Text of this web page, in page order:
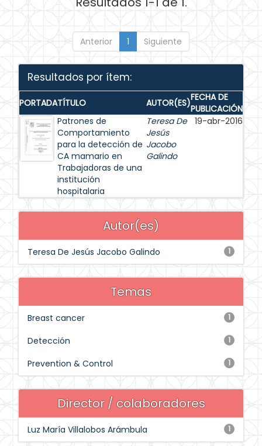
Anterior 1 Siguiente
Resultados por ítem:
PORTADATÍTULO AUTOR(ES)FECHA DE
PUBLICACIÓN
Patrones de
Comportamiento
para la detección de
CA mamario en
Trabajadoras de una
institución
hospitalaria
Teresa De
Jesús
Jacobo
Galindo
19-abr-2016
Autor(es)
1
Teresa De Jesús Jacobo Galindo
Temas
1
Breast cancer
1
Detección
1
Prevention & Control
Director / colaboradores
1
Luz María Villalobos Arámbula